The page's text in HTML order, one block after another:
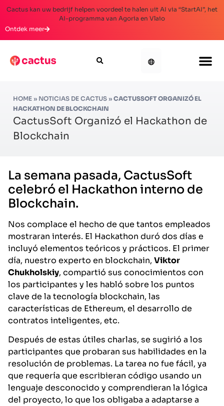
Cactus kan uw bedrijf helpen voordeel te halen uit AI via “StartAI”, het
AI-programma van Agoria en Vlaio
Ontdek meer
HOME » NOTICIAS DE CACTUS » CACTUSSOFT ORGANIZÓ EL
HACKATHON DE BLOCKCHAIN
CactusSoft Organizó el Hackathon de
Blockchain
La semana pasada, CactusSoft
celebró el Hackathon interno de
Blockchain.
Nos complace el hecho de que tantos empleados
mostraran interés. El Hackathon duró dos días e
incluyó elementos teóricos y prácticos. El primer
día, nuestro experto en blockchain, Viktor
Chukholskiy, compartió sus conocimientos con
los participantes y les habló sobre los puntos
clave de la tecnología blockchain, las
características de Ethereum, el desarrollo de
contratos inteligentes, etc.
Después de estas útiles charlas, se sugirió a los
participantes que probaran sus habilidades en la
resolución de problemas. La tarea no fue fácil, ya
que requería que escribieran código usando un
lenguaje desconocido y comprendieran la lógica
del proyecto, lo que los obligaba a adaptarse a